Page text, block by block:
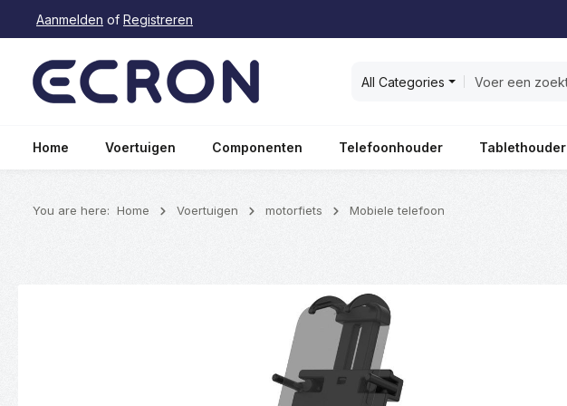
Ga naar de hoofdnavigatie
Aanmelden of Registreren
All Categories
Home Voertuigen Componenten Telefoonhouder Tablethouder
You are here: Home Voertuigen motorfiets Mobiele telefoon